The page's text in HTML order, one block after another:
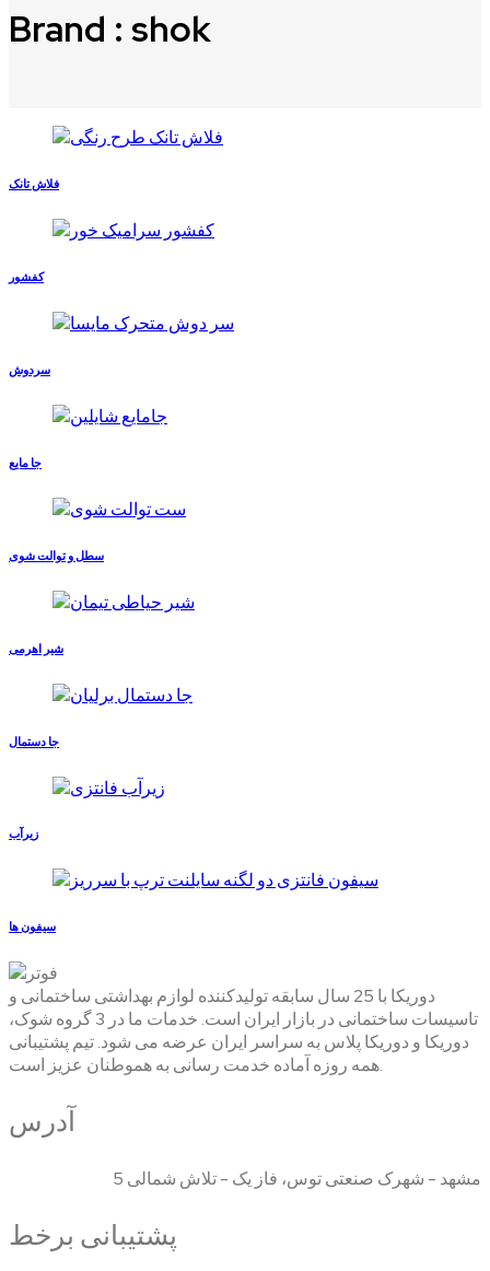
Brand : shok
فلاش تانک
کفشور
سردوش
جا مایع
سطل و توالت شوی
شیر اهرمی
جا دستمال
زیرآب
سیفون ها
دوریکا با 25 سال سابقه تولیدکننده لوازم بهداشتی ساختمانی و
تاسیسات ساختمانی در بازار ایران است. خدمات ما در 3 گروه شوک،
دوریکا و دوریکا پلاس به سراسر ایران عرضه می شود. تیم پشتیبانی
همه روزه آماده خدمت رسانی به هموطنان عزیز است.
آدرس
مشهد - شهرک صنعتی توس، فاز یک - تلاش شمالی 5
پشتیبانی برخط